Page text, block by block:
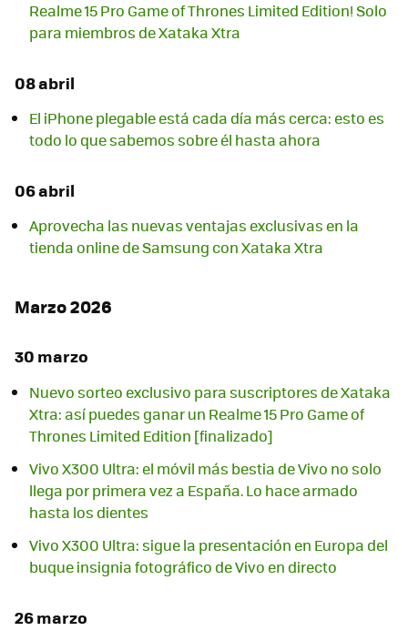
Realme 15 Pro Game of Thrones Limited Edition! Solo
para miembros de Xataka Xtra
08 abril
El iPhone plegable está cada día más cerca: esto es
todo lo que sabemos sobre él hasta ahora
06 abril
Aprovecha las nuevas ventajas exclusivas en la
tienda online de Samsung con Xataka Xtra
Marzo 2026
30 marzo
Nuevo sorteo exclusivo para suscriptores de Xataka
Xtra: así puedes ganar un Realme 15 Pro Game of
Thrones Limited Edition [finalizado]
Vivo X300 Ultra: el móvil más bestia de Vivo no solo
llega por primera vez a España. Lo hace armado
hasta los dientes
Vivo X300 Ultra: sigue la presentación en Europa del
buque insignia fotográfico de Vivo en directo
26 marzo